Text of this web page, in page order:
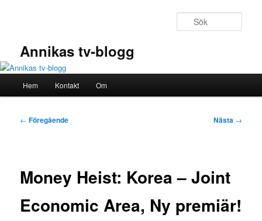
Annikas tv-blogg
Hem Kontakt Om
Inläggsnavigering
← Föregående Nästa →
Money Heist: Korea – Joint
Economic Area, Ny premiär!